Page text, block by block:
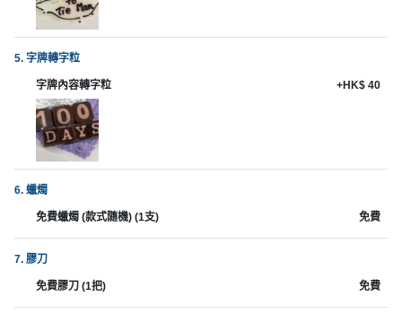
奇
玩
樂
體
驗
手
作
工
坊
戶
外
玩
5. 字牌轉字粒
字牌內容轉字粒 +HK$ 40
6. 蠟燭
免費蠟燭 (款式隨機) (1支) 免費
7. 膠刀
免費膠刀 (1把) 免費